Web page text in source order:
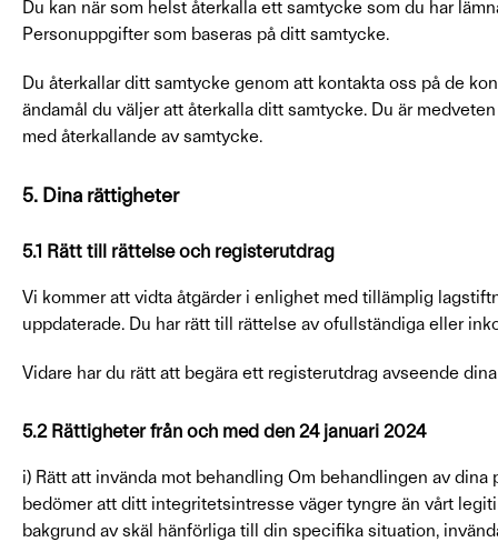
Du kan när som helst återkalla ett samtycke som du har
Personuppgifter som baseras på ditt samtycke.
Du återkallar ditt samtycke genom att kontakta oss på de
ändamål du väljer att återkalla ditt samtycke. Du är
med återkallande av samtycke.
5. Dina rättigheter
5.1 Rätt till rättelse och registerutdrag
Vi kommer att vidta åtgärder i enlighet med tillämplig
uppdaterade. Du har rätt till rättelse av ofullständiga eller
Vidare har du rätt att begära ett registerutdrag avseende
5.2 Rättigheter från och med den 24 januari 2024
i) Rätt att invända mot behandling Om behandlingen av
bedömer att ditt integritetsintresse väger tyngre än vårt
bakgrund av skäl hänförliga till din specifika situation,